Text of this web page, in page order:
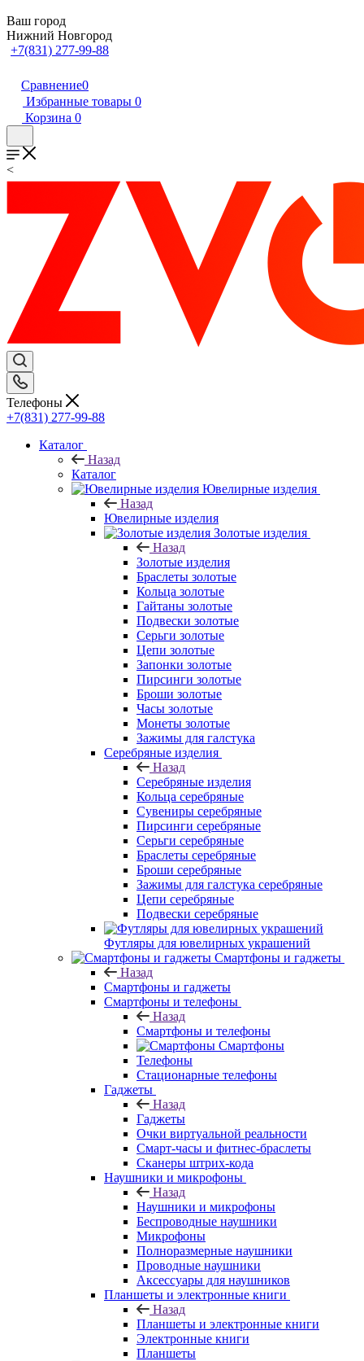
Ваш город
Нижний Новгород
+7(831) 277-99-88
Сравнение0
Избранные товары 0
Корзина 0
<
Телефоны
+7(831) 277-99-88
Каталог
Назад
Каталог
Ювелирные изделия
Назад
Ювелирные изделия
Золотые изделия
Назад
Золотые изделия
Браслеты золотые
Кольца золотые
Гайтаны золотые
Подвески золотые
Серьги золотые
Цепи золотые
Запонки золотые
Пирсинги золотые
Броши золотые
Часы золотые
Монеты золотые
Зажимы для галстука
Серебряные изделия
Назад
Серебряные изделия
Кольца серебряные
Сувениры серебряные
Пирсинги серебряные
Серьги серебряные
Браслеты серебряные
Броши серебряные
Зажимы для галстука серебряные
Цепи серебряные
Подвески серебряные
Футляры для ювелирных украшений
Смартфоны и гаджеты
Назад
Смартфоны и гаджеты
Смартфоны и телефоны
Назад
Смартфоны и телефоны
Смартфоны
Телефоны
Стационарные телефоны
Гаджеты
Назад
Гаджеты
Очки виртуальной реальности
Смарт-часы и фитнес-браслеты
Сканеры штрих-кода
Наушники и микрофоны
Назад
Наушники и микрофоны
Беспроводные наушники
Микрофоны
Полноразмерные наушники
Проводные наушники
Аксессуары для наушников
Планшеты и электронные книги
Назад
Планшеты и электронные книги
Электронные книги
Планшеты